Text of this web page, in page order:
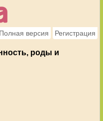
Полная версия Регистрация
роды и